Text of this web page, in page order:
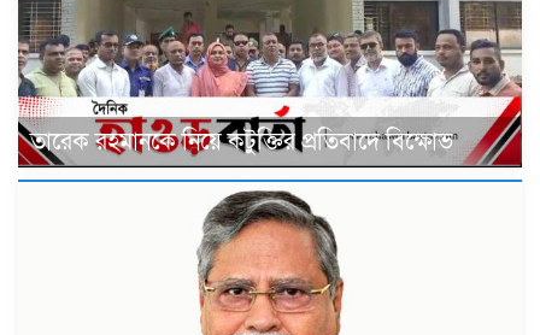
তারেক রহমানকে নিয়ে কটুক্তির প্রতিবাদে বিক্ষোভ